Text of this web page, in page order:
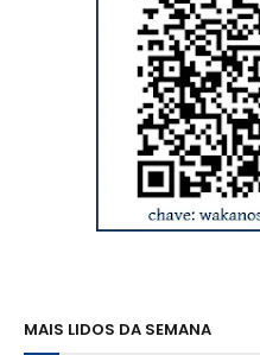
MAIS LIDOS DA SEMANA